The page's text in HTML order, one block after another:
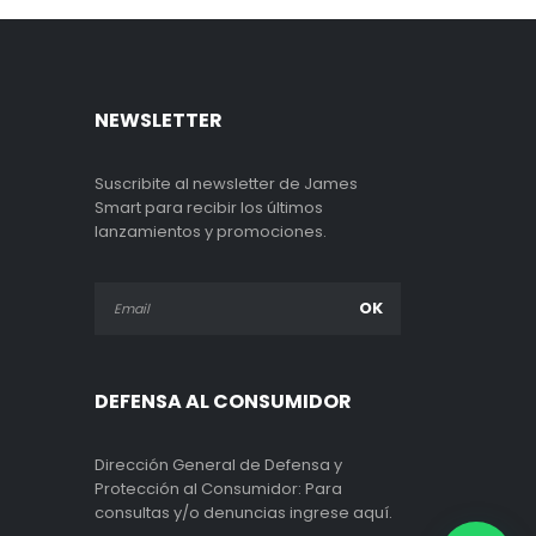
NEWSLETTER
Suscribite al newsletter de James
Smart para recibir los últimos
lanzamientos y promociones.
DEFENSA AL CONSUMIDOR
Dirección General de Defensa y
Protección al Consumidor: Para
consultas y/o denuncias ingrese aquí.